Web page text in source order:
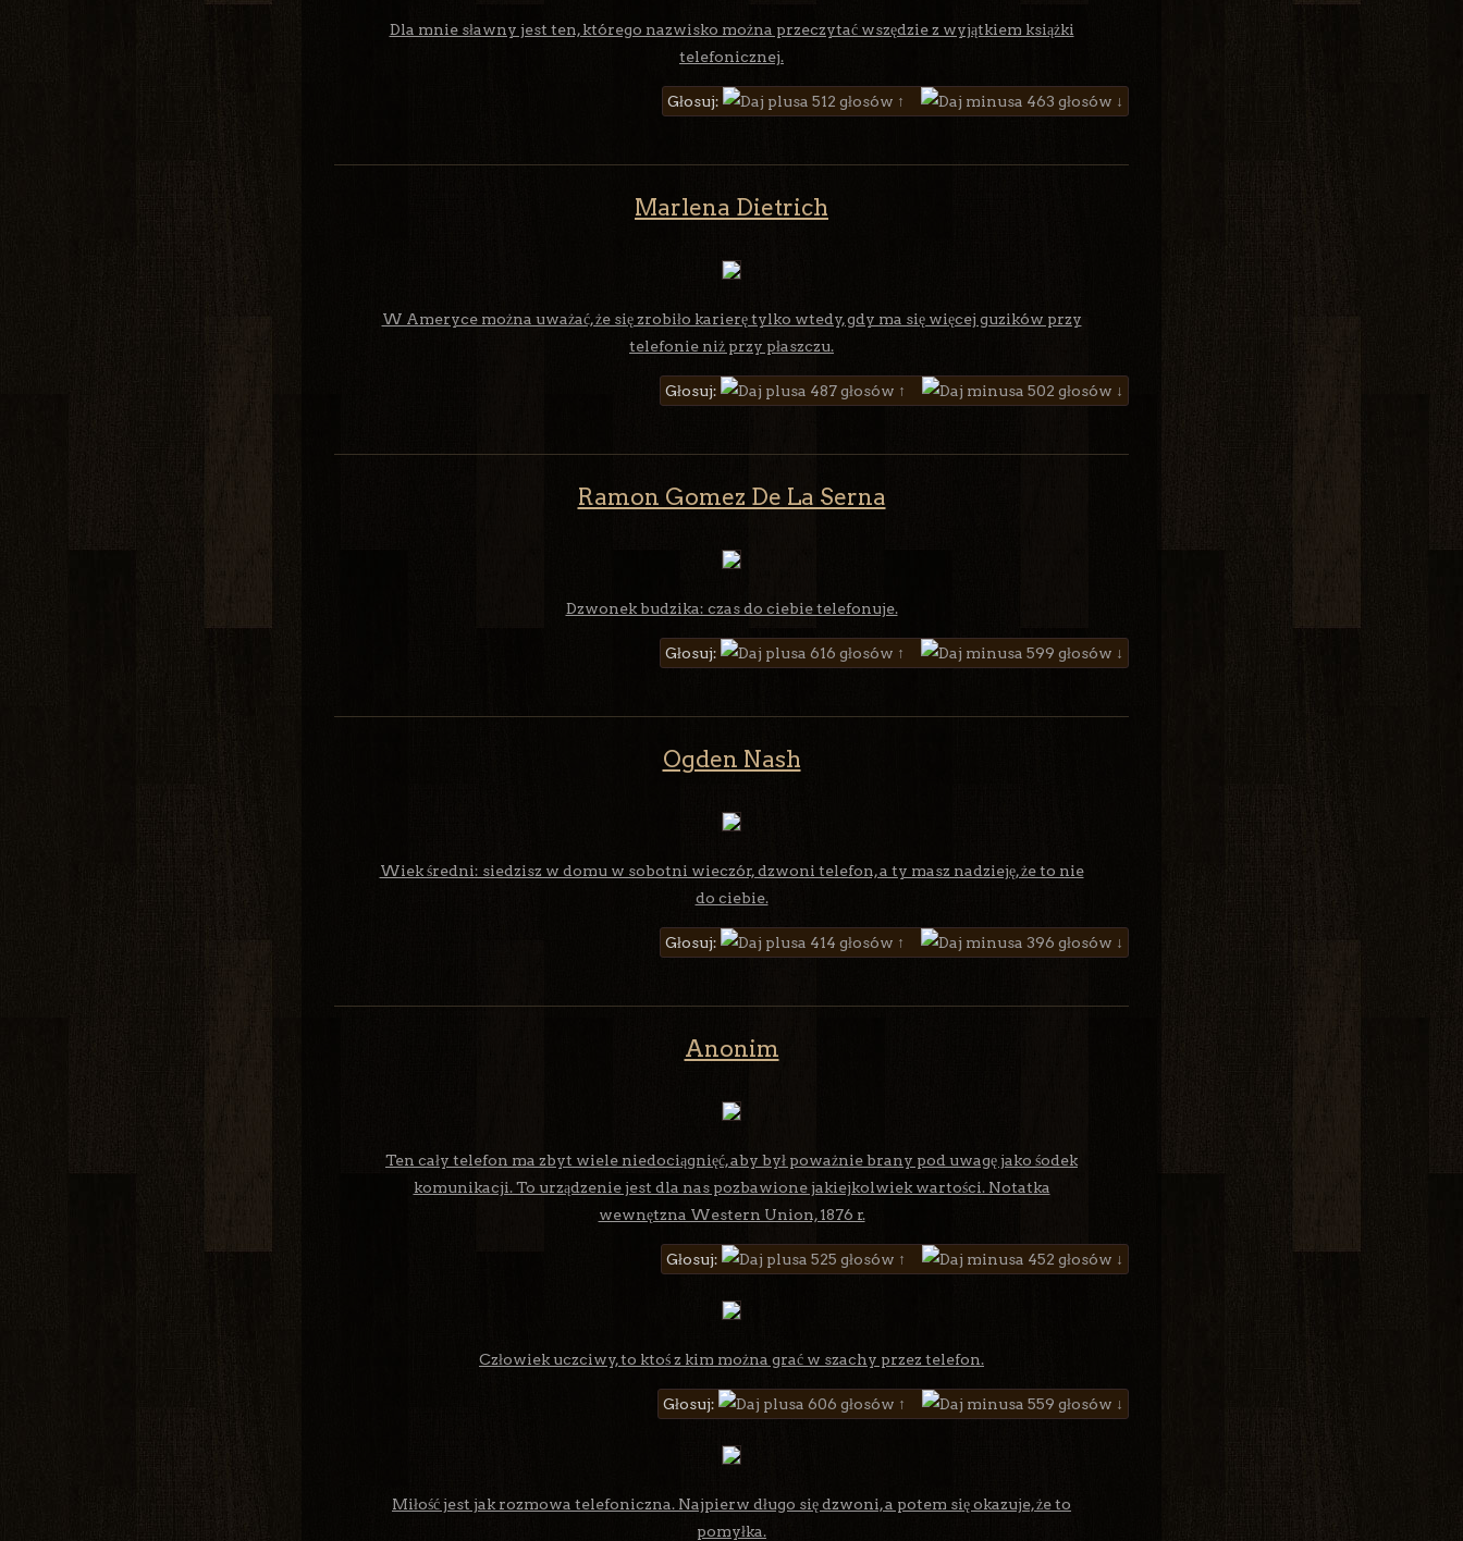
Dla mnie sławny jest ten, którego nazwisko można przeczytać wszędzie z wyjątkiem książki
telefonicznej.
Głosuj: 512 głosów ↑ 463 głosów ↓
Marlena Dietrich
W Ameryce można uważać, że się zrobiło karierę tylko wtedy, gdy ma się więcej guzików przy
telefonie niż przy płaszczu.
Głosuj: 487 głosów ↑ 502 głosów ↓
Ramon Gomez De La Serna
Dzwonek budzika: czas do ciebie telefonuje.
Głosuj: 616 głosów ↑ 599 głosów ↓
Ogden Nash
Wiek średni: siedzisz w domu w sobotni wieczór, dzwoni telefon, a ty masz nadzieję, że to nie
do ciebie.
Głosuj: 414 głosów ↑ 396 głosów ↓
Anonim
Ten cały telefon ma zbyt wiele niedociągnięć, aby był poważnie brany pod uwagę jako śodek
komunikacji. To urządzenie jest dla nas pozbawione jakiejkolwiek wartości. Notatka
wewnętzna Western Union, 1876 r.
Głosuj: 525 głosów ↑ 452 głosów ↓
Człowiek uczciwy, to ktoś z kim można grać w szachy przez telefon.
Głosuj: 606 głosów ↑ 559 głosów ↓
Miłość jest jak rozmowa telefoniczna. Najpierw długo się dzwoni, a potem się okazuje, że to
pomyłka.